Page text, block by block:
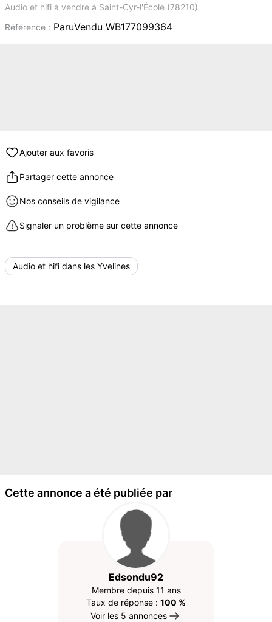
Audio et hifi à vendre à Saint-Cyr-l'École (78210)
Référence : ParuVendu WB177099364
Ajouter aux favoris
Partager cette annonce
Nos conseils de vigilance
Signaler un problème sur cette annonce
Audio et hifi dans les Yvelines
Cette annonce a été publiée par
Edsondu92
Membre depuis 11 ans
Taux de réponse : 100 %
Voir les 5 annonces